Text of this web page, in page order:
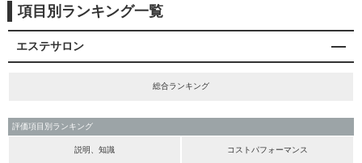
項目別ランキング一覧
エステサロン
総合ランキング
評価項目別ランキング
説明、知識 コストパフォーマンス